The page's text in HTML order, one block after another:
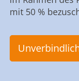
mit 50 %